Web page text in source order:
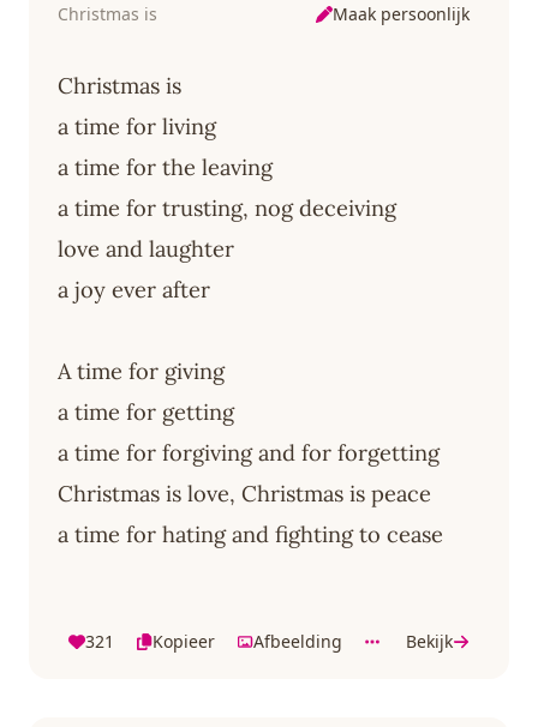
Christmas is Maak persoonlijk
Christmas is
a time for living
a time for the leaving
a time for trusting, nog deceiving
love and laughter
a joy ever after
A time for giving
a time for getting
a time for forgiving and for forgetting
Christmas is love, Christmas is peace
a time for hating and fighting to cease
321 Kopieer Afbeelding Bekijk